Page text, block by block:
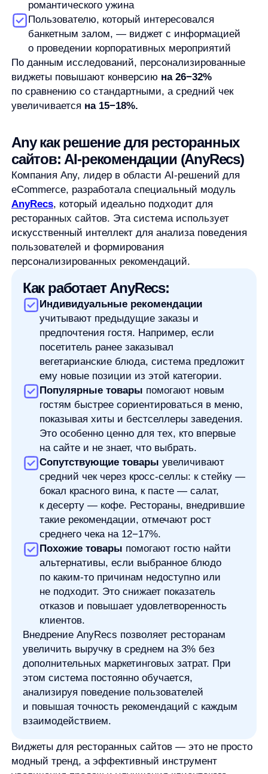
Внедрение AnyRecs позволяет ресторанам
увеличить выручку в среднем на 3% без
дополнительных маркетинговых затрат. При
этом система постоянно обучается,
анализируя поведение пользователей
и повышая точность рекомендаций с каждым
взаимодействием.
Виджеты для ресторанных сайтов — это не просто
опыта. От базового бронирования столиков
до персонализированных рекомендаций — каждый
элемент работает на повышение конверсии
и среднего чека.
Будущее ресторанного бизнеса однозначно
за персонализацией. Рестораны, которые смогут
предложить каждому гостю именно то, что ему
нужно в данный момент, получат значительное
конкурентное преимущество на перенасыщенном
рынке.
Узнайте, как Any помогает ресторанам и кафе
увеличивать продажи с помощью AI-
рекомендаций. Начните персонализировать ваш
сайт уже сегодня и превратите каждого посетителя
в постоянного гостя!
25.09.2025
Увеличим продажи вашего
интернет-магазина
Я ознакомился с условиями Политики обработки персональных данных согласие
на обработки моих персональных данных
Согласен на получениерассылки с новостями AI от Any
Свяжитесь со мной
Продукты
anyQuery
anyRecs
anyReviews
anyImages
Материалы
Документация
по интеграции
Сведения
об IT-деятельности
Контакты
+7 (985) 674-48-98
Документы
Реквизиты